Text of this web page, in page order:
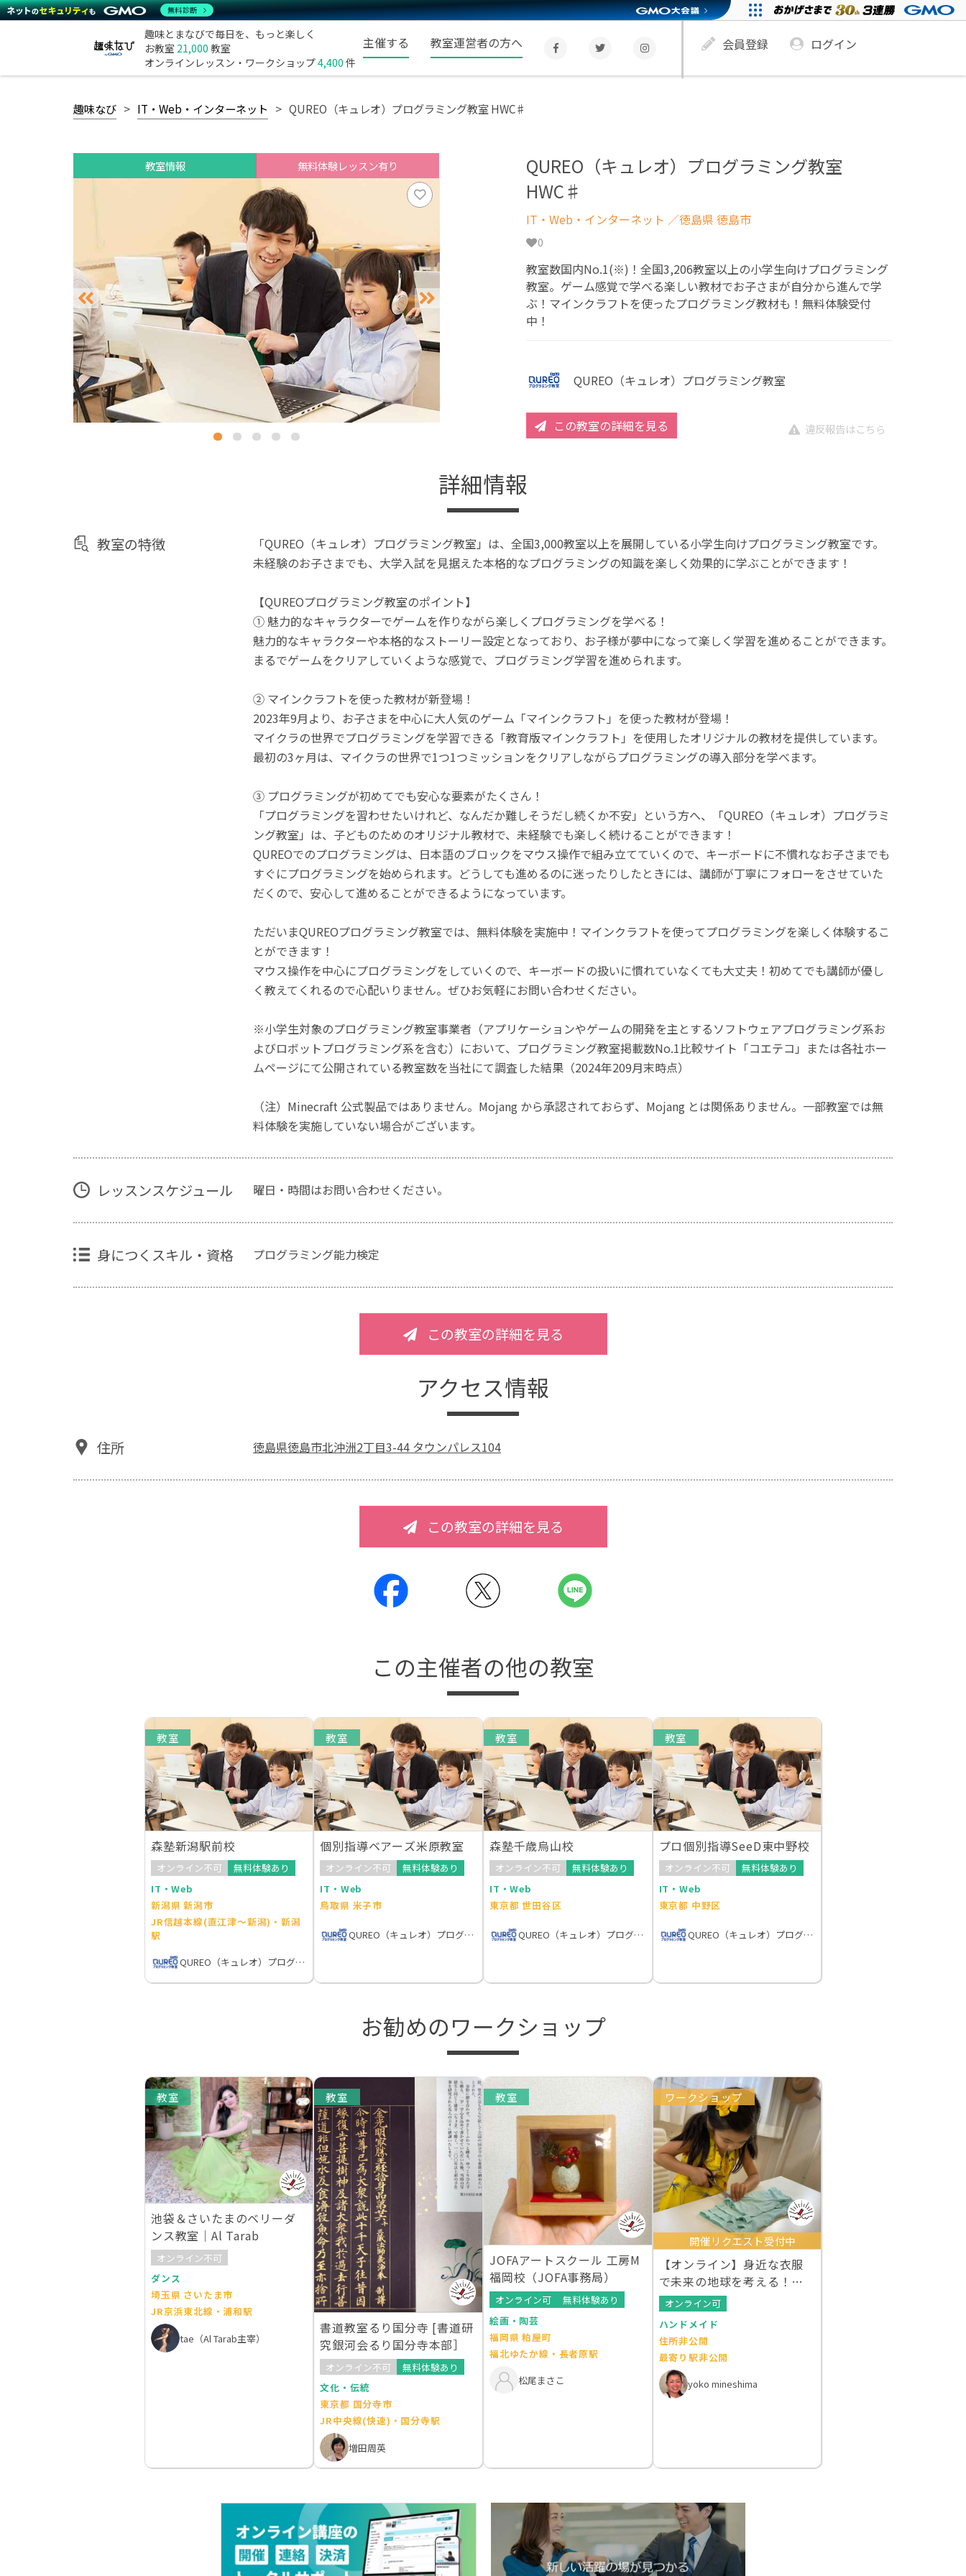
趣味とまなびで毎日を、もっと楽しく
お教室 21,000 教室
オンラインレッスン・ワークショップ4,400 件
主催する 教室運営者の方へ 会員登録 ログイン
趣味なび IT・Web・インターネット QUREO（キュレオ）プログラミング教室 HWC♯
教室情報 無料体験レッスン有り
QUREO（キュレオ）プログラミング教室
HWC♯
IT・Web・インターネット ／徳島県 徳島市
0
教室数国内No.1(※)！全国3,206教室以上の小学生向けプログラミング
教室。ゲーム感覚で学べる楽しい教材でお子さまが自分から進んで学
ぶ！マインクラフトを使ったプログラミング教材も！無料体験受付
中！
QUREO（キュレオ）プログラミング教室
この教室の詳細を見る 違反報告はこちら
詳細情報
教室の特徴
「QUREO（キュレオ）プログラミング教室」は、全国3,000教室以上を展開している小学生向けプログラミング教室です。
未経験のお子さまでも、大学入試を見据えた本格的なプログラミングの知識を楽しく効果的に学ぶことができます！
【QUREOプログラミング教室のポイント】
① 魅力的なキャラクターでゲームを作りながら楽しくプログラミングを学べる！
魅力的なキャラクターや本格的なストーリー設定となっており、お子様が夢中になって楽しく学習を進めることができます。
まるでゲームをクリアしていくような感覚で、プログラミング学習を進められます。
② マインクラフトを使った教材が新登場！
2023年9月より、お子さまを中心に大人気のゲーム「マインクラフト」を使った教材が登場！
マイクラの世界でプログラミングを学習できる「教育版マインクラフト」を使用したオリジナルの教材を提供しています。
最初の3ヶ月は、マイクラの世界で1つ1つミッションをクリアしながらプログラミングの導入部分を学べます。
③ プログラミングが初めてでも安心な要素がたくさん！
「プログラミングを習わせたいけれど、なんだか難しそうだし続くか不安」という方へ、「QUREO（キュレオ）プログラミ
ング教室」は、子どものためのオリジナル教材で、未経験でも楽しく続けることができます！
QUREOでのプログラミングは、日本語のブロックをマウス操作で組み立てていくので、キーボードに不慣れなお子さまでも
すぐにプログラミングを始められます。どうしても進めるのに迷ったりしたときには、講師が丁寧にフォローをさせていた
だくので、安心して進めることができるようになっています。
ただいまQUREOプログラミング教室では、無料体験を実施中！マインクラフトを使ってプログラミングを楽しく体験するこ
とができます！
マウス操作を中心にプログラミングをしていくので、キーボードの扱いに慣れていなくても大丈夫！初めてでも講師が優し
く教えてくれるので心配いりません。ぜひお気軽にお問い合わせください。
※小学生対象のプログラミング教室事業者（アプリケーションやゲームの開発を主とするソフトウェアプログラミング系お
よびロボットプログラミング系を含む）において、プログラミング教室掲載数No.1比較サイト「コエテコ」または各社ホー
ムページにて公開されている教室数を当社にて調査した結果（2024年209月末時点）
（注）Minecraft 公式製品ではありません。Mojang から承認されておらず、Mojang とは関係ありません。一部教室では無
料体験を実施していない場合がございます。
レッスンスケジュール 曜日・時間はお問い合わせください。
身につくスキル・資格 プログラミング能力検定
この教室の詳細を見る
アクセス情報
住所 徳島県徳島市北沖洲2丁目3-44 タウンパレス104
この教室の詳細を見る
この主催者の他の教室
教室
森塾新潟駅前校
オンライン不可
無料体験あり
IT・Web
新潟県 新潟市
JR信越本線(直江津～新潟)・新潟
駅
QUREO（キュレオ）プログラミング教室
教室
個別指導ベアーズ米原教室
オンライン不可
無料体験あり
IT・Web
鳥取県 米子市
QUREO（キュレオ）プログラミング教室
教室
森塾千歳烏山校
オンライン不可
無料体験あり
IT・Web
東京都 世田谷区
QUREO（キュレオ）プログラミング教室
教室
プロ個別指導SeeD東中野校
オンライン不可
無料体験あり
IT・Web
東京都 中野区
QUREO（キュレオ）プログラミング教室
お勧めのワークショップ
教室
池袋＆さいたまのベリーダ
ンス教室｜Al Tarab
オンライン不可
ダンス
埼玉県 さいたま市
JR京浜東北線・浦和駅
tae（Al Tarab主宰）
教室
書道教室るり国分寺 [書道研
究銀河会るり国分寺本部］
オンライン不可
無料体験あり
文化・伝統
東京都 国分寺市
JR中央線(快速)・国分寺駅
増田周英
教室
JOFAアートスクール 工房M
福岡校（JOFA事務局）
オンライン可
無料体験あり
絵画・陶芸
福岡県 粕屋町
福北ゆたか線・長者原駅
松尾まさこ
ワークショップ
開催リクエスト受付中
【オンライン】身近な衣服
で未来の地球を考える！ク
ルエシカルWS
オンライン可
ハンドメイド
住所非公開
最寄り駅非公開
yoko mineshima
無料診断